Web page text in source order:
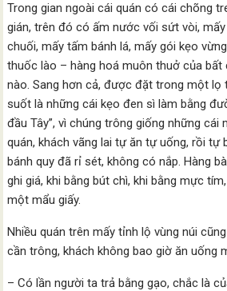
Trong gian ngoài cái quán có cái chõng
gián, trên đó có ấm nước vối sứt vòi,
chuối, mấy tấm bánh lá, mấy gói kẹo
thuốc lào – hàng hoá muôn thuở của bất
nào. Sang hơn cả, được đặt trong một lọ
suốt là những cái kẹo đen sì làm bằng
đầu Tây”, vì chúng trông giống những cái
quán, khách vãng lai tự ăn tự uống, rồi tự
bánh quy đã rỉ sét, không có nắp. Hàng
ghi giá, khi bằng bút chì, khi bằng mực
một mẩu giấy.
Nhiều quán trên mấy tỉnh lộ vùng núi
cần trông, khách không bao giờ ăn uống
– Có lần người ta trả bằng gạo, chắc là